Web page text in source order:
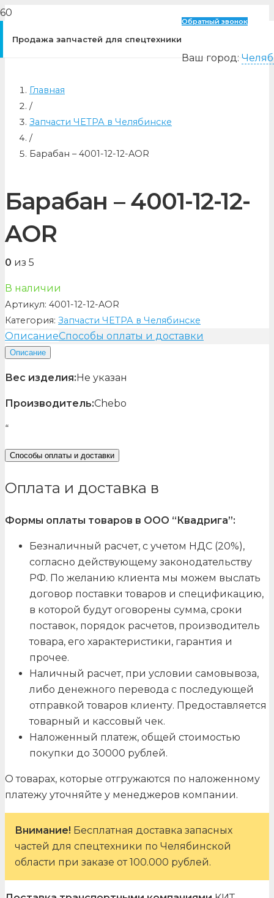
Продажа запчастей для спецтехники
Обратный звонок
Ваш город:
Главная
/
Запчасти ЧЕТРА в Челябинске
/
Барабан – 4001-12-12-AOR
Барабан – 4001-12-12-
AOR
0 из 5
В наличии
Артикул: 4001-12-12-AOR
Категория: Запчасти ЧЕТРА в Челябинске
ОписаниеСпособы оплаты и доставки
Описание
Вес изделия:Не указан
Производитель:Chebo
“
Способы оплаты и доставки
Оплата и доставка в
Формы оплаты товаров в ООО “Квадрига”:
Безналичный расчет, с учетом НДС (20%),
согласно действующему законодательству
РФ. По желанию клиента мы можем выслать
договор поставки товаров и спецификацию,
в которой будут оговорены сумма, сроки
поставок, порядок расчетов, производитель
товара, его характеристики, гарантия и
прочее.
Наличный расчет, при условии самовывоза,
либо денежного перевода с последующей
отправкой товаров клиенту. Предоставляется
товарный и кассовый чек.
Наложенный платеж, общей стоимостью
покупки до 30000 рублей.
О товарах, которые отгружаются по наложенному
платежу уточняйте у менеджеров компании.
Внимание! Бесплатная доставка запасных
частей для спецтехники по Челябинской
области при заказе от 100.000 рублей.